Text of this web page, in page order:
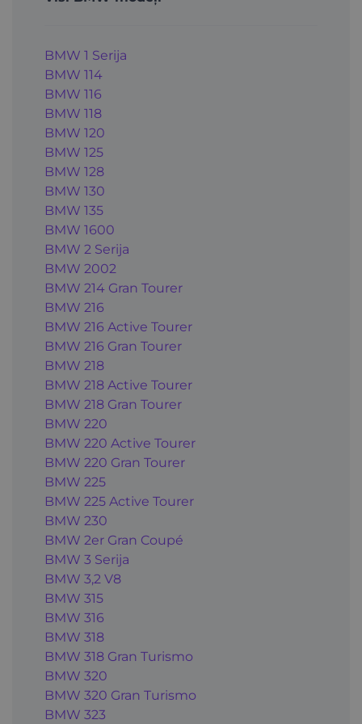
BMW 1 Serija
BMW 114
BMW 116
BMW 118
BMW 120
BMW 125
BMW 128
BMW 130
BMW 135
BMW 1600
BMW 2 Serija
BMW 2002
BMW 214 Gran Tourer
BMW 216
BMW 216 Active Tourer
BMW 216 Gran Tourer
BMW 218
BMW 218 Active Tourer
BMW 218 Gran Tourer
BMW 220
BMW 220 Active Tourer
BMW 220 Gran Tourer
BMW 225
BMW 225 Active Tourer
BMW 230
BMW 2er Gran Coupé
BMW 3 Serija
BMW 3,2 V8
BMW 315
BMW 316
BMW 318
BMW 318 Gran Turismo
BMW 320
BMW 320 Gran Turismo
BMW 323